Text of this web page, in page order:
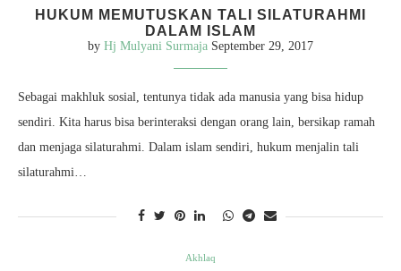
HUKUM MEMUTUSKAN TALI SILATURAHMI
DALAM ISLAM
by Hj Mulyani Surmaja September 29, 2017
Sebagai makhluk sosial, tentunya tidak ada manusia yang bisa hidup
sendiri. Kita harus bisa berinteraksi dengan orang lain, bersikap ramah
dan menjaga silaturahmi. Dalam islam sendiri, hukum menjalin tali
silaturahmi…
Akhlaq